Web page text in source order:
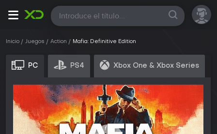
Todas
Inicio Juegos Action Mafia: Definitive Edition
PC PS4 Xbox One & Xbox Series